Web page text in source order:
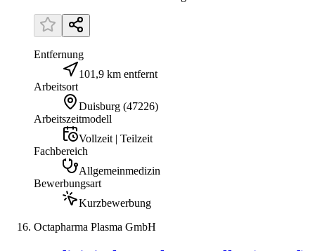
Entfernung
101,9 km entfernt
Arbeitsort
Duisburg (47226)
Arbeitszeitmodell
Vollzeit | Teilzeit
Fachbereich
Allgemeinmedizin
Bewerbungsart
Kurzbewerbung
Octapharma Plasma GmbH